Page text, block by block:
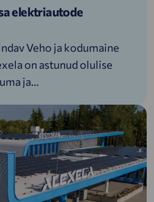
elektriautode
Veho ja kodumaine
on astunud olulise
ja
koostöö tulemusena
esinduse ette 160-
kus korraga saab
tegevjuhi Keijo
müük sarnaselt